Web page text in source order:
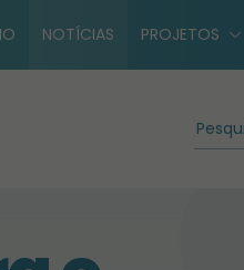
NOTÍCIAS PROJETOS